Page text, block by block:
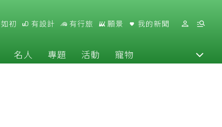
初 有設計 有行旅 願景 我的新聞
名人 專題 活動 寵物